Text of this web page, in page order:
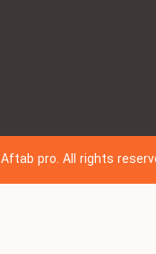
1Aftab pro. All rights